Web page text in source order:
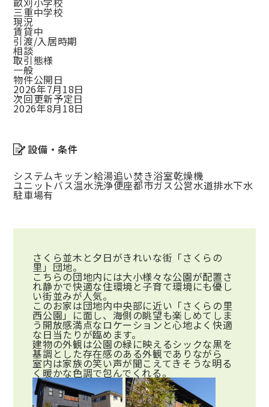
三重中学校
現況
賃貸中
引渡/入居時期
相談
取引態様
一般
物件公開日
2026年7月18日
次回更新予定日
2026年8月18日
設備・条件
システムキッチン給湯追い焚き浴室乾燥機
ユニットバス温水洗浄便座都市ガス公営水道排水下水
駐車場有
さくら並木と夕日がきれいな街「さくらの
里」団地。
こちらの団地内には大小様々な公園が配置さ
れ静かで快適な住環境と子育て環境にも優し
い街並みが人気。
このお家は団地内中央部に近い「さくらの里
西公園」に面し、海側の眺望も楽しめてしま
う開放感満点なロケーションと心地よく快適
な日当たりが臨めます。
建物の外観は公園の緑に映えるシックな黒を
基調とした存在感のある外観でありながら
室内は家族の笑い声が聞こえてきそうな明る
く暖かな色調で包んでくれる。